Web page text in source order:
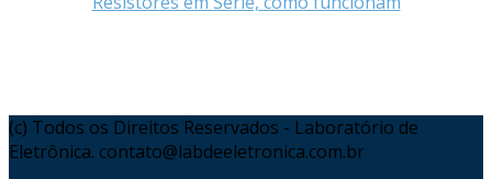
(c) Todos os Direitos Reservados - Laboratório de
Eletrônica. contato@labdeeletronica.com.br